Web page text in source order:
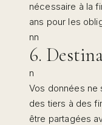
nécessaire à la
ans pour les
nn
6.
n
Vos données ne
des tiers à des
être partagées